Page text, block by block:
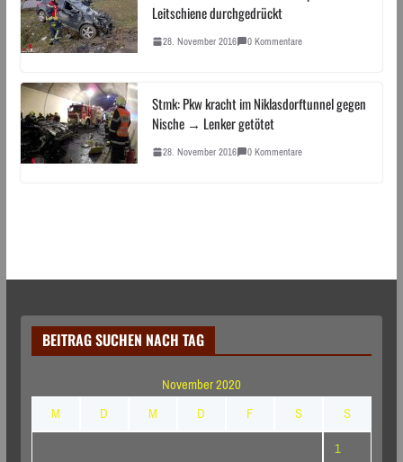
Leitschiene durchgedrückt
28. November 2016 0 Kommentare
Stmk: Pkw kracht im Niklasdorftunnel gegen
Nische → Lenker getötet
28. November 2016 0 Kommentare
BEITRAG SUCHEN NACH TAG
November 2020
M
D M D F S
S
1